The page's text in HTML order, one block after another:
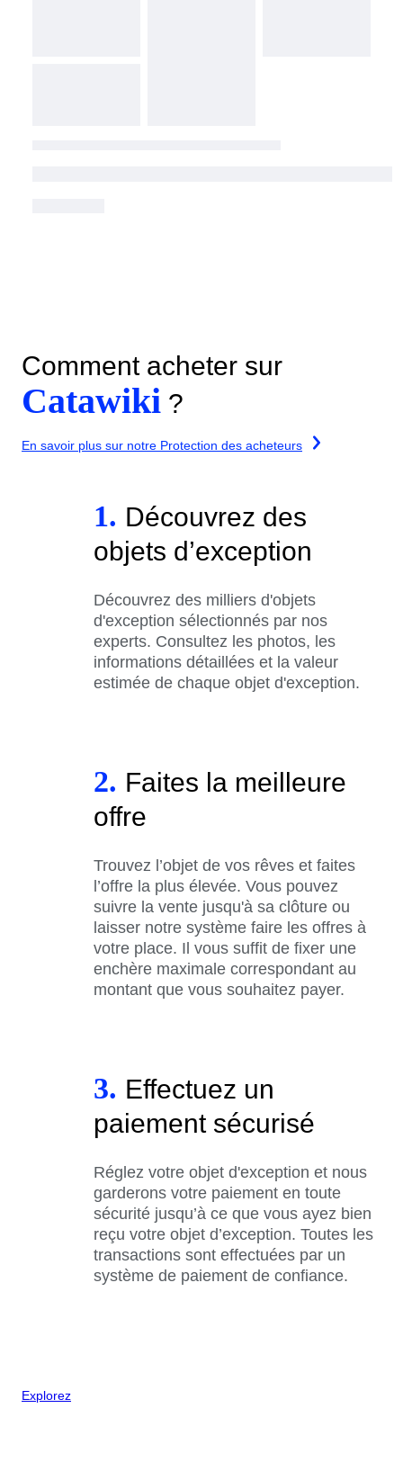
Comment acheter sur
Catawiki ?
En savoir plus sur notre Protection des acheteurs
1. Découvrez des
objets d’exception
Découvrez des milliers d'objets
d'exception sélectionnés par nos
experts. Consultez les photos, les
informations détaillées et la valeur
estimée de chaque objet d'exception.
2. Faites la meilleure
offre
Trouvez l’objet de vos rêves et faites
l’offre la plus élevée. Vous pouvez
suivre la vente jusqu'à sa clôture ou
laisser notre système faire les offres à
votre place. Il vous suffit de fixer une
enchère maximale correspondant au
montant que vous souhaitez payer.
3. Effectuez un
paiement sécurisé
Réglez votre objet d'exception et nous
garderons votre paiement en toute
sécurité jusqu’à ce que vous ayez bien
reçu votre objet d’exception. Toutes les
transactions sont effectuées par un
système de paiement de confiance.
Explorez